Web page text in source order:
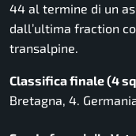
44 al termine di un
dall’ultima fraction
transalpine.
Classifica finale (4
Bretagna, 4.